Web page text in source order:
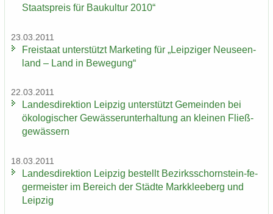
Staats­preis für Bau­kul­tur 2010“
23.03.2011
Frei­staat un­ter­stützt Mar­ke­ting für „Leip­zi­ger Neu­seen­
land – Land in Be­we­gung“
22.03.2011
Lan­des­di­rek­ti­on Leip­zig un­ter­stützt Ge­mein­den bei
öko­lo­gi­scher Ge­wäs­ser­un­ter­hal­tung an klei­nen Fließ­
ge­wäs­sern
18.03.2011
Lan­des­di­rek­ti­on Leip­zig be­stellt Bezirksschornstein-​ fe­
ger­meis­ter im Be­reich der Städ­te Mark­klee­berg und
Leip­zig